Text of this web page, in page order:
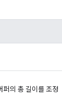
퍼의 총 길이를 조정